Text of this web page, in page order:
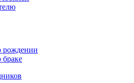
рождении
браке